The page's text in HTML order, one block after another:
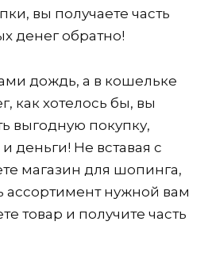
вы получаете часть
денег обратно!
дождь, а в кошельке
как хотелось бы, вы
выгодную покупку,
деньги! Не вставая с
магазин для шопинга,
ассортимент нужной вам
товар и получите часть